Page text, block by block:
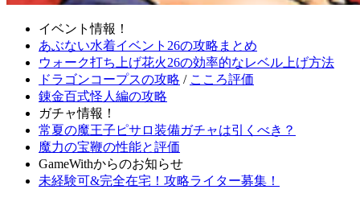
イベント情報！
あぶない水着イベント26の攻略まとめ
ウォーク打ち上げ花火26の効率的なレベル上げ方法
ドラゴンコープスの攻略 / こころ評価
錬金百式怪人編の攻略
ガチャ情報！
常夏の魔王子ピサロ装備ガチャは引くべき？
魔力の宝鞭の性能と評価
GameWithからのお知らせ
未経験可&完全在宅！攻略ライター募集！